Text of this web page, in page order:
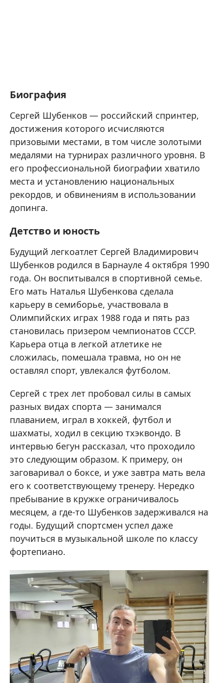
Биография
Сергей Шубенков — российский спринтер,
достижения которого исчисляются
призовыми местами, в том числе золотыми
медалями на турнирах различного уровня. В
его профессиональной биографии хватило
места и установлению национальных
рекордов, и обвинениям в использовании
допинга.
Детство и юность
Будущий легкоатлет Сергей Владимирович
Шубенков родился в Барнауле 4 октября 1990
года. Он воспитывался в спортивной семье.
Его мать Наталья Шубенкова сделала
карьеру в семиборье, участвовала в
Олимпийских играх 1988 года и пять раз
становилась призером чемпионатов СССР.
Карьера отца в легкой атлетике не
сложилась, помешала травма, но он не
оставлял спорт, увлекался футболом.
Сергей с трех лет пробовал силы в самых
разных видах спорта — занимался
плаванием, играл в хоккей, футбол и
шахматы, ходил в секцию тхэквондо. В
интервью бегун рассказал, что проходило
это следующим образом. К примеру, он
заговаривал о боксе, и уже завтра мать вела
его к соответствующему тренеру. Нередко
пребывание в кружке ограничивалось
месяцем, а где-то Шубенков задерживался на
годы. Будущий спортсмен успел даже
поучиться в музыкальной школе по классу
фортепиано.